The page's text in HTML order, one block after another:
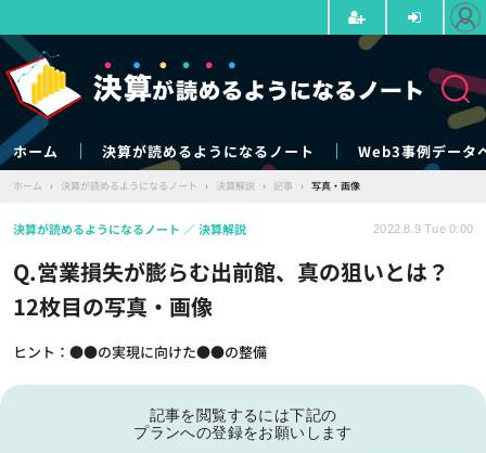
ホーム 決算が読めるようになるノート Web3事例データ
ホーム › 決算が読めるようになるノート › 決算解説 › 記事 › 写真・画像
Q.営業損失が膨らむ出前館、真の狙いとは？
12枚目の写真・画像
ヒント：●●の実現に向けた●●の整備
決算が読めるようになるノート 決算解説 2022.8.9 Tue 0:00
記事を閲覧するには下記の
プランへの登録をお願いします